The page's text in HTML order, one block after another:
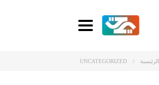
Toggle navigation
الرئيسية UNCATEGORIZED